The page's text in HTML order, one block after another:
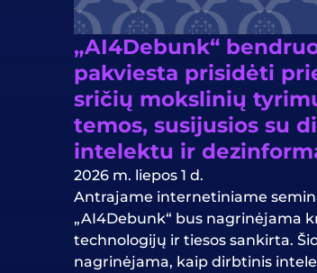
„AI4Debunk“
pakviesta prisidėti
sričių mokslinių
temos, susijusios su
intelektu ir
2026 m. liepos 1 d.
Antrajame internetiniame
„AI4Debunk“ bus nagrinėjama
technologijų ir tiesos sankirta.
nagrinėjama, kaip dirbtinis